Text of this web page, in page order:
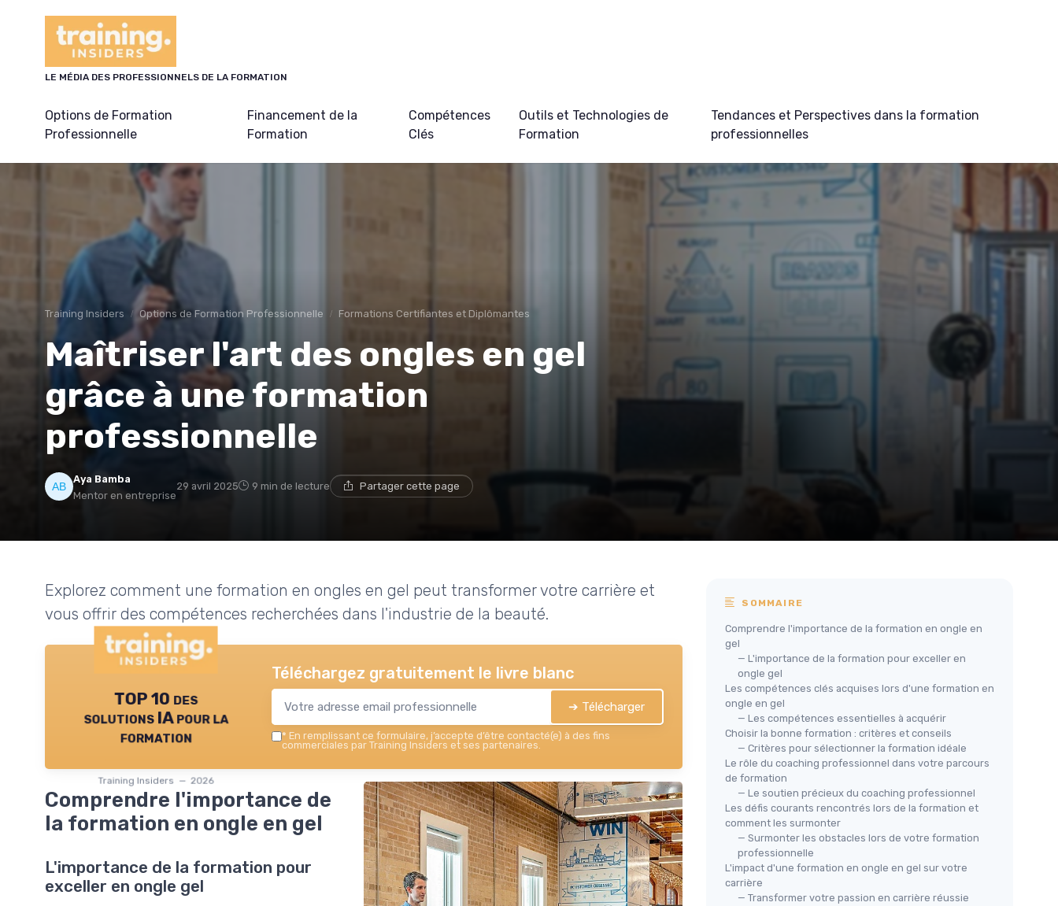
LE MÉDIA DES PROFESSIONNELS DE LA FORMATION
Options de Formation
Professionnelle
Financement de la
Formation
Compétences
Clés
Outils et Technologies de
Formation
Tendances et Perspectives dans la formation
professionnelles
Training Insiders Options de Formation Professionnelle Formations Certifiantes et Diplômantes
Maîtriser l'art des ongles en gel
grâce à une formation
professionnelle
Aya Bamba
Mentor en entreprise
29 avril 2025 9 min de lecture Partager cette page
Explorez comment une formation en ongles en gel peut transformer votre carrière et
vous offrir des compétences recherchées dans l'industrie de la beauté.
TOP 10 des
solutions IA pour la
formation
Training Insiders — 2026
Téléchargez gratuitement le livre blanc
➔ Télécharger
* En remplissant ce formulaire, j’accepte d’être contacté(e) à des fins
commerciales par Training Insiders et ses partenaires.
Comprendre l'importance de
la formation en ongle en gel
L'importance de la formation pour
exceller en ongle gel
SOMMAIRE
Comprendre l'importance de la formation en ongle en
gel
— L'importance de la formation pour exceller en
ongle gel
Les compétences clés acquises lors d'une formation en
ongle en gel
— Les compétences essentielles à acquérir
Choisir la bonne formation : critères et conseils
— Critères pour sélectionner la formation idéale
Le rôle du coaching professionnel dans votre parcours
de formation
— Le soutien précieux du coaching professionnel
Les défis courants rencontrés lors de la formation et
comment les surmonter
— Surmonter les obstacles lors de votre formation
professionnelle
L'impact d'une formation en ongle en gel sur votre
carrière
— Transformer votre passion en carrière réussie